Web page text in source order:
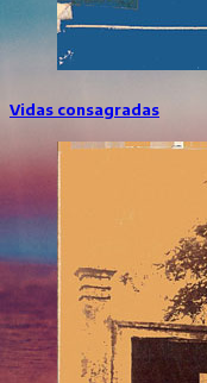
Vidas consagradas